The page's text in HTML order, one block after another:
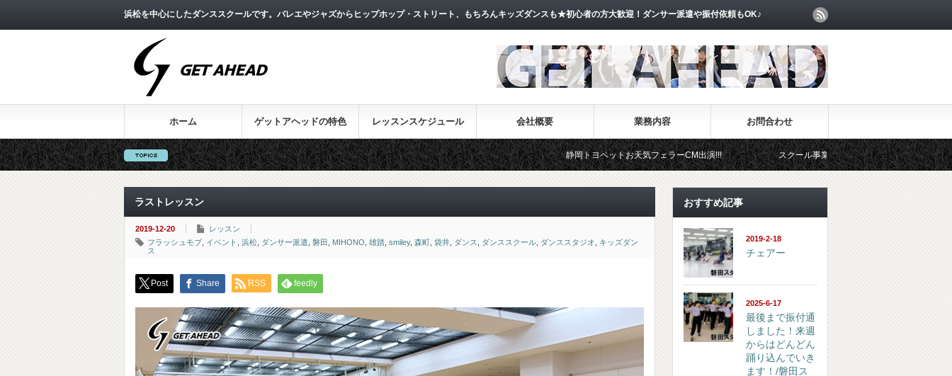
浜松を中心にしたダンススクールです。バレエやジャズからヒップホップ・ストリート、もちろんキッズダンスも★初心者の方大歓迎！ダンサー派遣や振付依頼もOK♪
ホーム ゲットアヘッドの特色 レッスンスケジュール 会社概要 業務内容 お問合わせ
静岡トヨペットお天気フェラーCM出演!!! スクール事業部 イベント事業部
ラストレッスン
2019-12-20
レッスン
フラッシュモブ イベント 浜松 ダンサー派遣 磐田 MIHONO 雄踏 smiley, 森町 袋井 ダンス ダンススクール ダンススタジオ
キッズダン
ス
Post Share RSS feedly
おすすめ記事
2019-2-18
チェアー
2025-6-17
最後まで振付通
しました！来週
からはどんどん
踊り込んでいき
ます！/磐田ス